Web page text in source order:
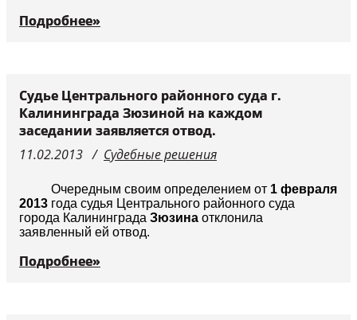
Подробнее»
Судье Центрального районного суда г.
Калининграда Зюзиной на каждом
заседании заявляется отвод.
11.02.2013
Судебные решения
Очередным своим определением от 1 февраля
2013 года судья Центрального районного суда
города Калининграда Зюзина отклонила
заявленный ей отвод.
Подробнее»